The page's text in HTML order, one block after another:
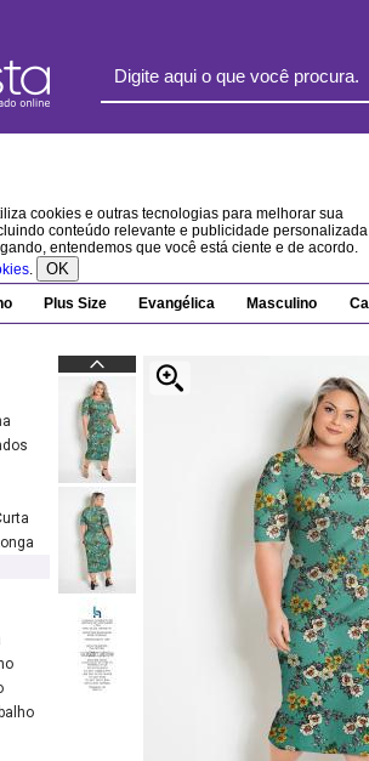
cookies e outras tecnologias para melhorar sua
conteúdo relevante e publicidade personalizada
entendemos que você está ciente e de acordo.
. OK
Plus Size Evangélica Masculino